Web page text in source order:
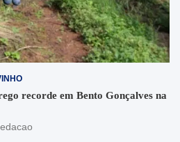
recorde em Bento Gonçalves na